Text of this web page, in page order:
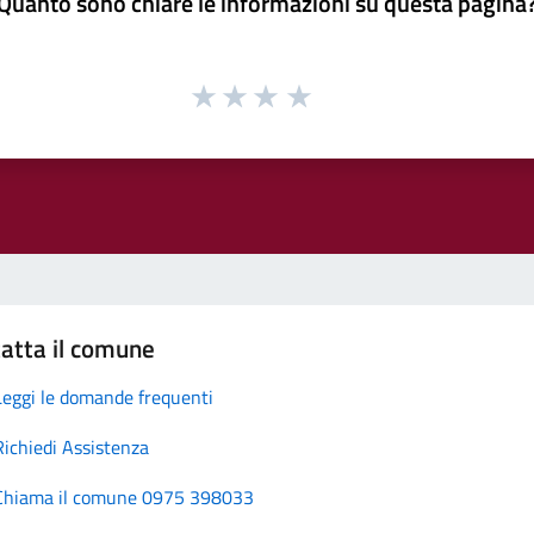
il comune
le domande frequenti
Assistenza
il comune 0975 398033